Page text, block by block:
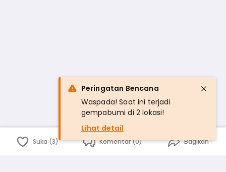
Suka (3) Komentar (0) Bagikan
Peringatan Bencana
Waspada! Saat ini terjadi
gempabumi di 2 lokasi!
Lihat detail